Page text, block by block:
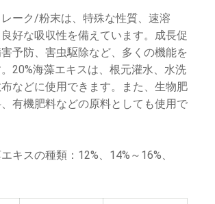
ーク/粉末は、特殊な性質、速溶
好な吸収性を備えています。成長促
予防、害虫駆除など、多くの機能を
20%海藻エキスは、根元灌水、水洗
などに使用できます。また、生物肥
有機肥料などの原料としても使用で
キスの種類：12%、14%～16%、